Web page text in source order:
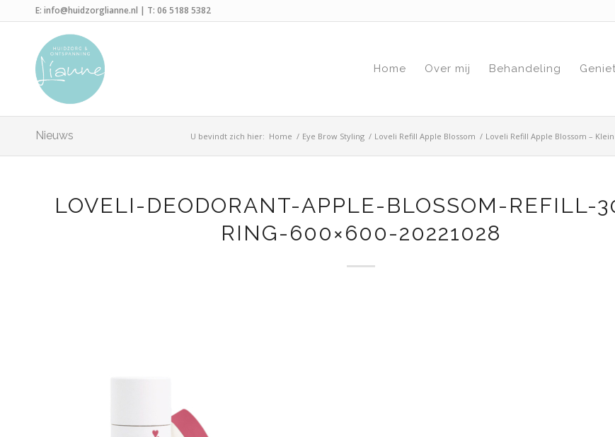
E: info@huidzorglianne.nl | T: 06 5188 5382
Home Over mij Behandeling
Nieuws U bevindt zich hier: Home / Eye Brow Styling / Loveli Refill Apple Blossom / Loveli Refill Apple Blossom –
LOVELI-DEODORANT-APPLE-BLOSSOM-REFILL-
RING-600×600-20221028